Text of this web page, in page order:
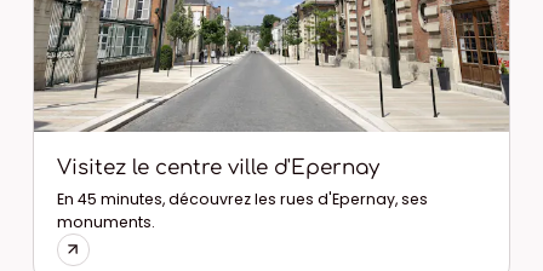
Visitez le centre ville d'Epernay
En 45 minutes, découvrez les rues d'Epernay, ses
monuments.